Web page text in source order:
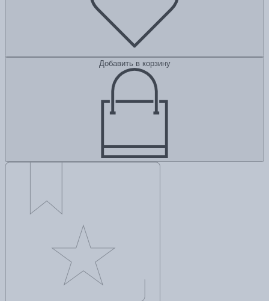
Добавить в корзину